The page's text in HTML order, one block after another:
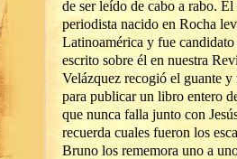
de ser leído de cabo a rabo.
periodista nacido en Rocha
Latinoamérica y fue
escrito sobre él en nuestra
Velázquez recogió el guante y
para publicar un libro entero
que nunca falla junto con
recuerda cuales fueron los
Bruno los rememora uno a